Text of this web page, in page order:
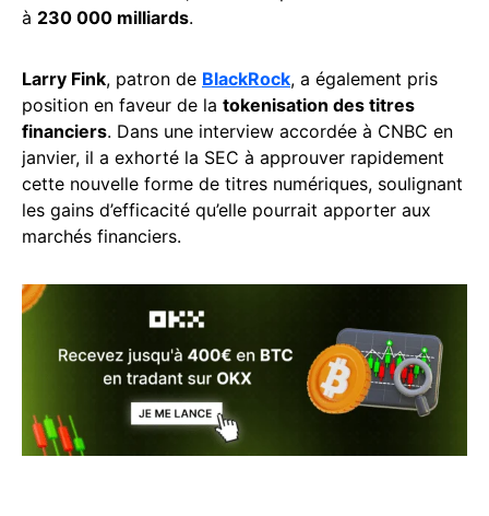
à 230 000 milliards.
Larry Fink, patron de BlackRock, a également pris
position en faveur de la tokenisation des titres
financiers. Dans une interview accordée à CNBC en
janvier, il a exhorté la SEC à approuver rapidement
cette nouvelle forme de titres numériques, soulignant
les gains d’efficacité qu’elle pourrait apporter aux
marchés financiers.